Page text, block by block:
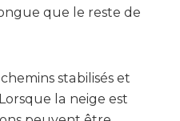
que le reste de
stabilisés et
la neige est